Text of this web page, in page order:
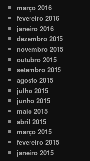
março 2016
fevereiro 2016
janeiro 2016
dezembro 2015
novembro 2015
outubro 2015
setembro 2015
agosto 2015
julho 2015
junho 2015
maio 2015
abril 2015
março 2015
fevereiro 2015
janeiro 2015